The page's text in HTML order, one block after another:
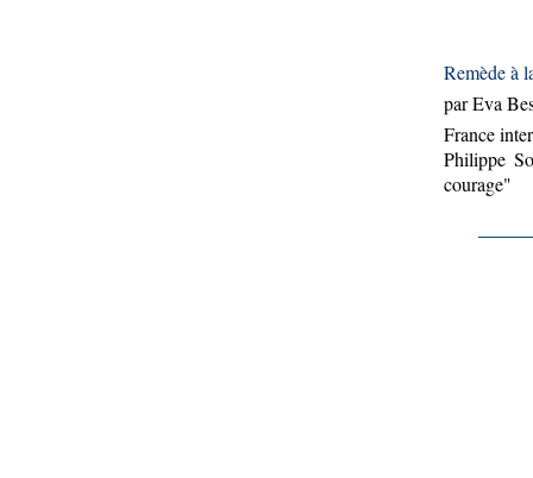
Remède à
par Eva
France
Philippe
courage"